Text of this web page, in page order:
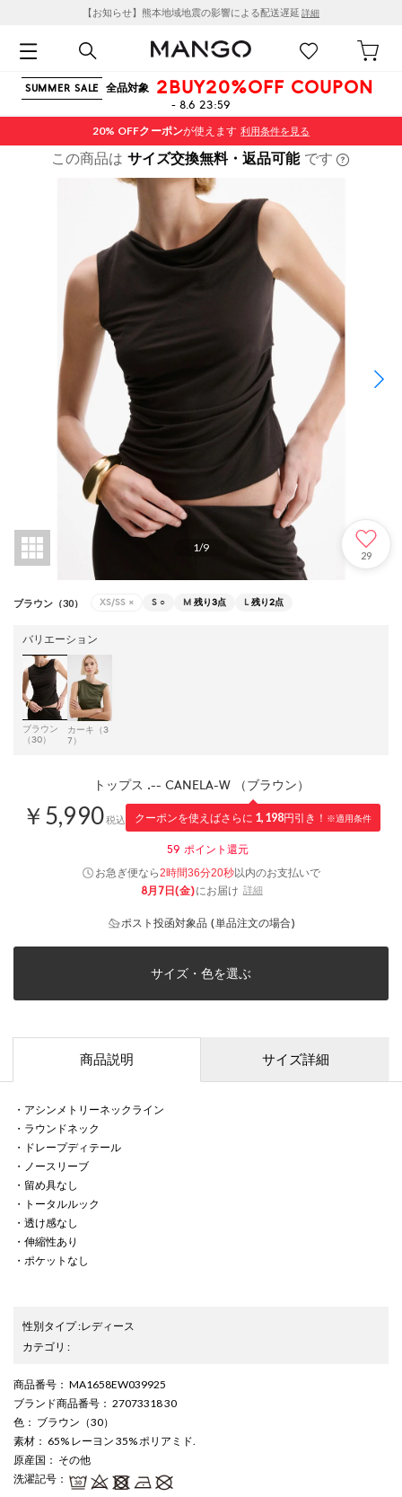
【お知らせ】熊本地域地震の影響による配送遅延 詳細
SUMMER SALE 全品対象 2BUY20%OFF COUPON
- 8.6 23:59
20% OFFクーポンが使えます 利用条件を見る
この商品は サイズ交換無料・返品可能 です
1/9
29
ブラウン（30） XS/SS × S ○ M 残り3点 L 残り2点
バリエーション
ブラウン
（30）
カーキ（3
7）
トップス .-- CANELA-W （ブラウン）
￥5,990税込 クーポンを使えばさらに 1,198円引き！ ※適用条件
59 ポイント還元
お急ぎ便なら2時間36分19秒以内のお支払いで
8月7日(金)にお届け 詳細
ポスト投函対象品 (単品注文の場合)
サイズ・色を選ぶ
商品説明 サイズ詳細
・アシンメトリーネックライン
・ラウンドネック
・ドレープディテール
・ノースリーブ
・留め具なし
・トータルルック
・透け感なし
・伸縮性あり
・ポケットなし
性別タイプ:レディース
カテゴリ :
商品番号 ： MA1658EW039925
ブランド商品番号 ： 27073318 30
色 ： ブラウン（30）
素材 ： 65% レーヨン 35% ポリアミド.
原産国 ： その他
洗濯記号 ：